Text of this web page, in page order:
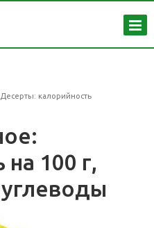
калорийность
100 г,